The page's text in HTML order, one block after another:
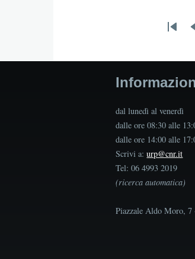
dal lunedì al venerdì
dalle ore 08:30 alle
dalle ore 14:00 alle
Scrivi a:urp@cnr.it
Tel: 06 4993 2019
(ricerca automatica)
Piazzale Aldo Moro,